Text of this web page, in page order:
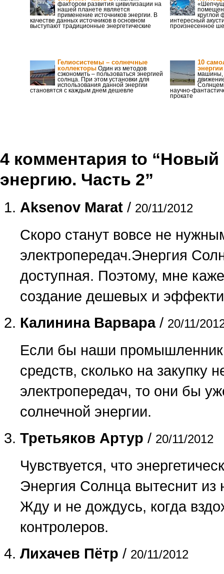
фактором развития цивилизации на
нашей планете является
применение источников энергии. В
качестве данных источников в основном
выступают традиционные энергетические
круглой
интересный
произнесенное
Гелиосистемы – солнечные
коллекторы Один из методов
сэкономить – пользоваться энергией
солнца. При этом установки для
использования данной энергии
становятся с каждым днем дешевле
10
машины,
научно-
прокате
4 комментария to “Новый
энергию. Часть 2”
Aksenov Marat / 20/11/2012
Скоро станут вовсе не
электропередач.Энергия
доступная. Поэтому, мне
создание дешевых и
Калинина Варвара/ 20/11/
Если бы наши
средств, сколько на закупку
электропередач, то они бы
солнечной энергии.
Третьяков Артур / 20/11/2012
Чувствуется, что
Энергия Солнца вытеснит из
Жду и не дождусь, когда
контролеров.
Лихачев Пётр / 20/11/2012